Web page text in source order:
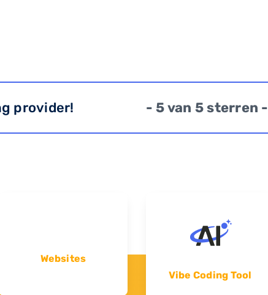
provider! - 5 van 5 sterren -
Websites
Vibe Coding Tool